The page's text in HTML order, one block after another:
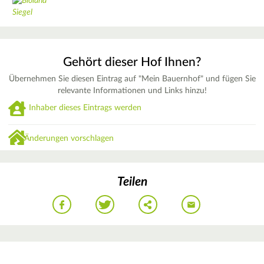
Gehört dieser Hof Ihnen?
Übernehmen Sie diesen Eintrag auf "Mein Bauernhof" und fügen Sie
relevante Informationen und Links hinzu!
Inhaber dieses Eintrags werden
Änderungen vorschlagen
Teilen